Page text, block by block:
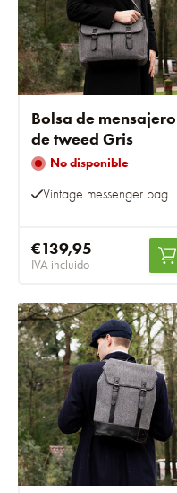
Bolsa de mensajero
de tweed Gris
No disponible
Vintage messenger bag
€139,95
IVA incluido